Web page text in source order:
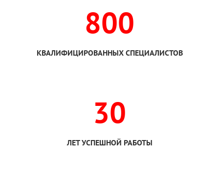
800
КВАЛИФИЦИРОВАННЫХ СПЕЦИАЛИСТОВ
30
ЛЕТ УСПЕШНОЙ РАБОТЫ